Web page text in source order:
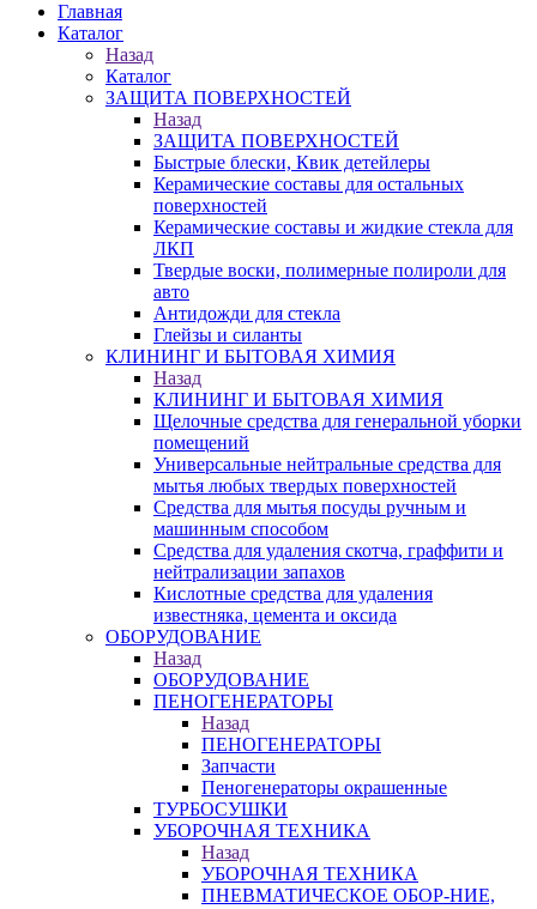
Главная
Каталог
Назад
Каталог
ЗАЩИТА ПОВЕРХНОСТЕЙ
Назад
ЗАЩИТА ПОВЕРХНОСТЕЙ
Быстрые блески, Квик детейлеры
Керамические составы для остальных
поверхностей
Керамические составы и жидкие стекла для
ЛКП
Твердые воски, полимерные полироли для
авто
Антидожди для стекла
Глейзы и силанты
КЛИНИНГ И БЫТОВАЯ ХИМИЯ
Назад
КЛИНИНГ И БЫТОВАЯ ХИМИЯ
Щелочные средства для генеральной уборки
помещений
Универсальные нейтральные средства для
мытья любых твердых поверхностей
Средства для мытья посуды ручным и
машинным способом
Средства для удаления скотча, граффити и
нейтрализации запахов
Кислотные средства для удаления
известняка, цемента и оксида
ОБОРУДОВАНИЕ
Назад
ОБОРУДОВАНИЕ
ПЕНОГЕНЕРАТОРЫ
Назад
ПЕНОГЕНЕРАТОРЫ
Запчасти
Пеногенераторы окрашенные
ТУРБОСУШКИ
УБОРОЧНАЯ ТЕХНИКА
Назад
УБОРОЧНАЯ ТЕХНИКА
ПНЕВМАТИЧЕСКОЕ ОБОР-НИЕ,